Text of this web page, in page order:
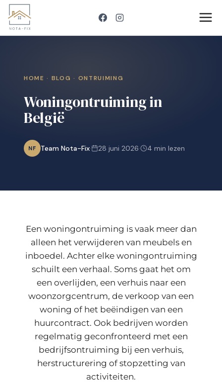
Doorgaan
naar
inhoud
HOME · BLOG · ONTRUIMING
Woningontruiming in
België
NF Team Nota-Fix· 28 juni 2026· 4 min lezen
Een woningontruiming is vaak meer dan
alleen het verwijderen van meubels en
inboedel. Achter elke woningontruiming
schuilt een verhaal. Soms gaat het om
een overlijden, een verhuis naar een
woonzorgcentrum, de verkoop van een
woning of het beëindigen van een
huurcontract. Ook bedrijven worden
regelmatig geconfronteerd met een
bedrijfsontruiming bij een verhuis,
herstructurering of stopzetting van
activiteiten.